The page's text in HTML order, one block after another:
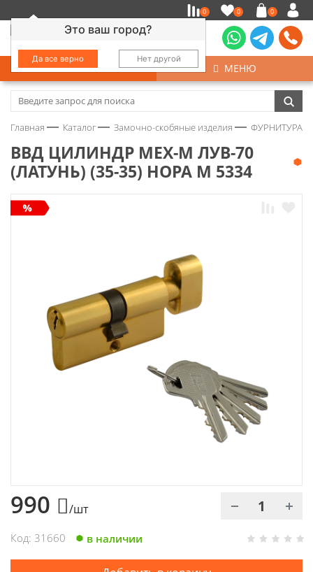
Это ваш город?
Да все верно Нет другой
0 0 0
КАТАЛОГ МЕНЮ
Замочно-скобяные изделия
Колеса
Крепёж
Хозтовары
Главная Каталог Замочно-скобяные изделия ФУРНИТУРА
ВВД ЦИЛИНДР МЕХ-М ЛУВ-70
(ЛАТУНЬ) (35-35) НОРА М 5334
990 /шт
Код: 31660 в наличии